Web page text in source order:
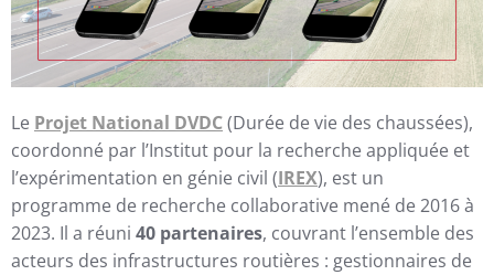
Le Projet National DVDC(Durée de vie des chaussées),
coordonné par l’Institut pour la recherche appliquée et
l’expérimentation en génie civil (IREX), est un
programme de recherche collaborative mené de 2016 à
2023. Il a réuni 40 partenaires, couvrant l’ensemble des
acteurs des infrastructures routières : gestionnaires de